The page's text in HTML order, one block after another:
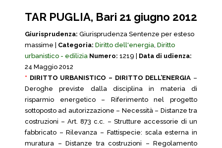
TAR PUGLIA, Bari 21 giugno 2012
Giurisprudenza: Giurisprudenza Sentenze per esteso
massime | Categoria: Diritto dell'energia, Diritto
urbanistico - edilizia Numero: 1219 | Data di udienza:
24 Maggio 2012
* DIRITTO URBANISTICO – DIRITTO DELL’ENERGIA –
Deroghe previste dalla disciplina in materia di
risparmio energetico – Riferimento nel progetto
sottoposto ad autorizzazione – Necessità – Distanze tra
costruzioni – Art. 873 c.c. – Strutture accessorie di un
fabbricato – Rilevanza – Fattispecie: scala esterna in
muratura – Distanze tra costruzioni – Regolamento